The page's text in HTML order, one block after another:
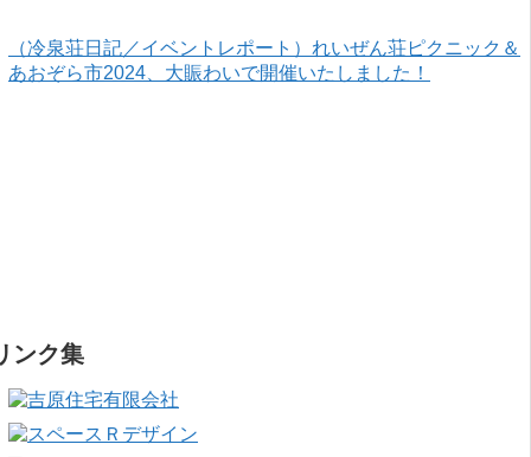
（冷泉荘日記／イベントレポート）れいぜん荘ピクニック＆
あおぞら市2024、大賑わいで開催いたしました！
ンク集